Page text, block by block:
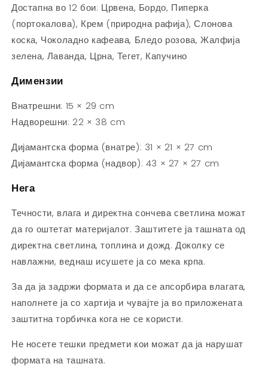
Достапна во 12 бои: Црвена, Бордо, Пиперка
(портокалова), Крем (природна рафија), Слонова
коска, Чоколадно кафеава, Бледо розова, Жалфија
зелена, Лаванда, Црна, Тегет, Капучино
Димензии
Внатрешни: 15 × 29 cm
Надворешни: 22 × 38 cm
Дијамантска форма (внатре): 31 × 21 × 27 cm
Дијамантска форма (надвор): 43 × 27 × 27 cm
Нега
Течности, влага и директна сончева светлина можат
да го оштетат материјалот. Заштитете ја ташната од
директна светлина, топлина и дожд. Доколку се
навлажни, веднаш исушете ја со мека крпа.
За да ја задржи формата и да се апсорбира влагата,
наполнете ја со хартија и чувајте ја во приложената
заштитна торбичка кога не се користи.
Не носете тешки предмети кои можат да ја нарушат
формата на ташната.